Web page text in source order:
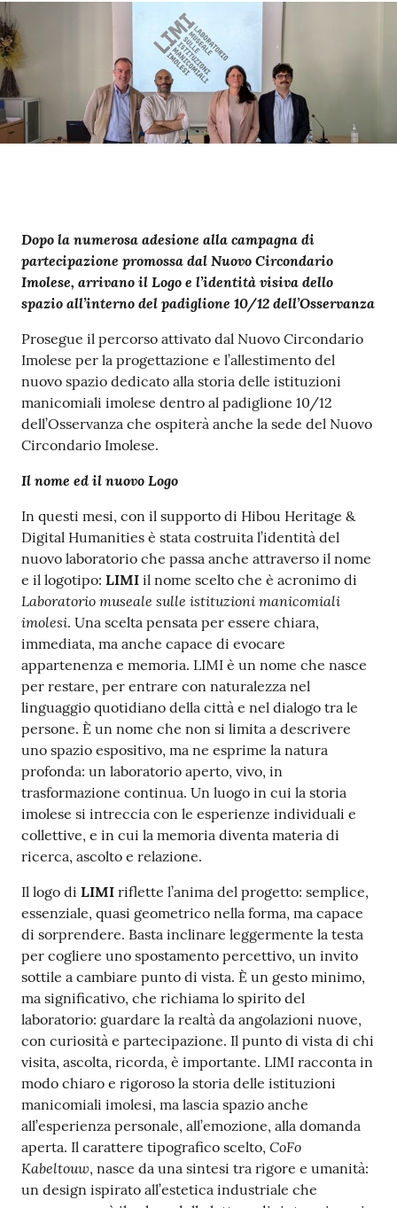
Contenuto
Dopo la numerosa adesione alla campagna di
partecipazione promossa dal Nuovo Circondario
Imolese, arrivano il Logo e l’identità visiva dello
spazio all’interno del padiglione 10/12 dell’Osservanza
Prosegue il percorso attivato dal Nuovo Circondario
Imolese per la progettazione e l’allestimento del
nuovo spazio dedicato alla storia delle istituzioni
manicomiali imolese dentro al padiglione 10/12
dell’Osservanza che ospiterà anche la sede del Nuovo
Circondario Imolese.
Il nome ed il nuovo Logo
In questi mesi, con il supporto di Hibou Heritage &
Digital Humanities è stata costruita l’identità del
nuovo laboratorio che passa anche attraverso il nome
e il logotipo: LIMI il nome scelto che è acronimo di
Laboratorio museale sulle istituzioni manicomiali
imolesi. Una scelta pensata per essere chiara,
immediata, ma anche capace di evocare
appartenenza e memoria. LIMI è un nome che nasce
per restare, per entrare con naturalezza nel
linguaggio quotidiano della città e nel dialogo tra le
persone. È un nome che non si limita a descrivere
uno spazio espositivo, ma ne esprime la natura
profonda: un laboratorio aperto, vivo, in
trasformazione continua. Un luogo in cui la storia
imolese si intreccia con le esperienze individuali e
collettive, e in cui la memoria diventa materia di
ricerca, ascolto e relazione.
Il logo di LIMI riflette l’anima del progetto: semplice,
essenziale, quasi geometrico nella forma, ma capace
di sorprendere. Basta inclinare leggermente la testa
per cogliere uno spostamento percettivo, un invito
sottile a cambiare punto di vista. È un gesto minimo,
ma significativo, che richiama lo spirito del
laboratorio: guardare la realtà da angolazioni nuove,
con curiosità e partecipazione. Il punto di vista di chi
visita, ascolta, ricorda, è importante. LIMI racconta in
modo chiaro e rigoroso la storia delle istituzioni
manicomiali imolesi, ma lascia spazio anche
all’esperienza personale, all’emozione, alla domanda
aperta. Il carattere tipografico scelto, CoFo
Kabeltouw, nasce da una sintesi tra rigore e umanità:
un design ispirato all’estetica industriale che